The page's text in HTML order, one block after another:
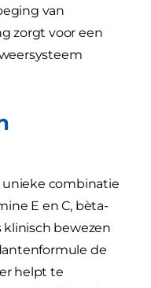
van
zorgt voor een
unieke combinatie
E en C, bèta-
klinisch bewezen
de
helpt te